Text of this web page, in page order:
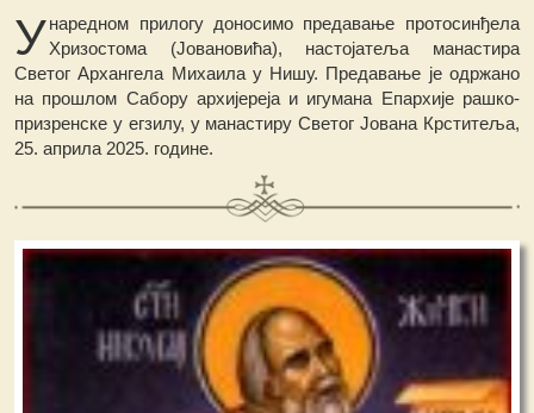
Унаредном прилогу доносимо предавање протосинђела
Хризостома (Јовановића), настојатеља манастира
Светог Архангела Михаила у Нишу. Предавање је одржано
на прошлом Сабору архијереја и игумана Епархије рашко-
призренске у егзилу, у манастиру Светог Јована Крститеља,
25. априла 2025. године.